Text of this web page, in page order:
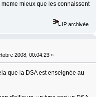
mieux que les connaissent
IP archivée
2008, 00:04:23 »
que la DSA est enseignée au